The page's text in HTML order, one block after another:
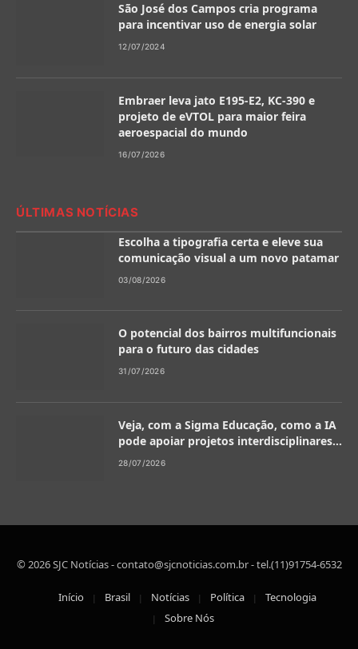
São José dos Campos cria programa
para incentivar uso de energia solar
12/07/2024
Embraer leva jato E195-E2, KC-390 e
projeto de eVTOL para maior feira
aeroespacial do mundo
16/07/2026
ÚLTIMAS NOTÍCIAS
Escolha a tipografia certa e eleve sua
comunicação visual a um novo patamar
03/08/2026
O potencial dos bairros multifuncionais
para o futuro das cidades
31/07/2026
Veja, com a Sigma Educação, como a IA
pode apoiar projetos interdisciplinares
na escola
28/07/2026
© 2026 SJC Notícias -contato@sjcnoticias.com.br- tel.(11)91754-6532
Início Brasil Notícias Política
Tecnologia
Sobre Nós